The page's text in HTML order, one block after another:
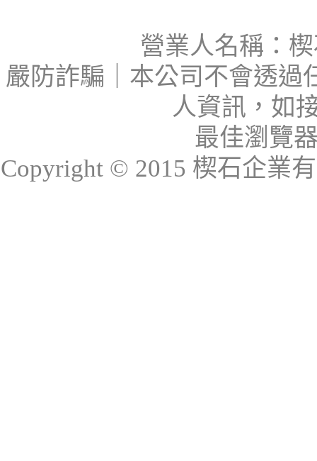
營業人名稱：
嚴防詐騙｜本公司不會透過
人資訊，如
最佳瀏覽
Copyright © 2015 楔石企業